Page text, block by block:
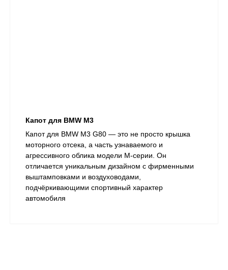
Капот для BMW M3
Капот для BMW M3 G80 — это не просто крышка
моторного отсека, а часть узнаваемого и
агрессивного облика модели M-серии. Он
отличается уникальным дизайном с фирменными
выштамповками и воздуховодами,
подчёркивающими спортивный характер
автомобиля